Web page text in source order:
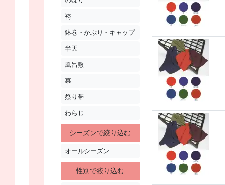
袴
鉢巻・かぶり・キャップ
半天
風呂敷
幕
祭り帯
わらじ
シーズンで絞り込む
オールシーズン
性別で絞り込む